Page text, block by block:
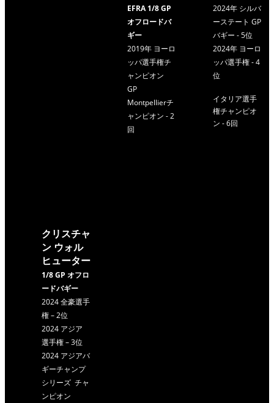
EFRA 1/8 GP
オフロードバ
ギー
2019年 ヨーロ
ッパ選手権チ
ャンピオン
GP
Montpellierチ
ャンピオン - 2
回
2024年 シルバ
ーステート GP
バギー - 5位
2024年 ヨーロ
ッパ選手権 - 4
位
イタリア選手
権チャンピオ
ン - 6回
クリスチャ
ン ウォル
ヒューター
1/8 GP オフロ
ードバギー
2024 全豪選手
権 – 2位
2024 アジア
選手権 – 3位
2024 アジアバ
ギーチャンプ
シリーズ チャ
ンピオン